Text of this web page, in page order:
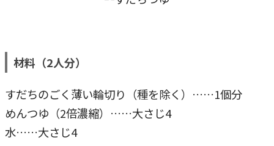
材料（2人分）
すだちのごく薄い輪切り（種を除く）……1個分
めんつゆ（2倍濃縮）……大さじ4
水……大さじ4